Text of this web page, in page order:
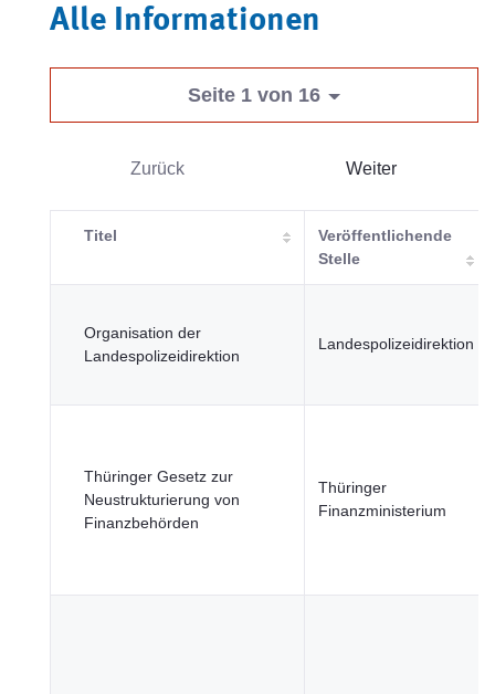
Alle Informationen
Seite 1 von 16
Zurück Weiter
Titel
Veröffentlichende
Stelle
Organisation der
Landespolizeidirektion
Landespolizeidirektion
Thüringer Gesetz zur
Neustrukturierung von
Finanzbehörden
Thüringer
Finanzministerium